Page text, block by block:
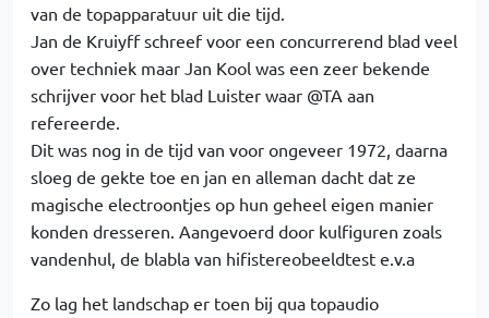
van de topapparatuur uit die tijd.
Jan de Kruiyff schreef voor een concurrerend blad veel
over techniek maar Jan Kool was een zeer bekende
schrijver voor het blad Luister waar @TA aan
refereerde.
Dit was nog in de tijd van voor ongeveer 1972, daarna
sloeg de gekte toe en jan en alleman dacht dat ze
magische electroontjes op hun geheel eigen manier
konden dresseren. Aangevoerd door kulfiguren zoals
vandenhul, de blabla van hifistereobeeldtest e.v.a
Zo lag het landschap er toen bij qua topaudio